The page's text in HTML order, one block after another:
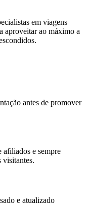
em viagens
aproveitar ao máximo a
antes de promover
afiliados e sempre
visitantes.
e atualizado